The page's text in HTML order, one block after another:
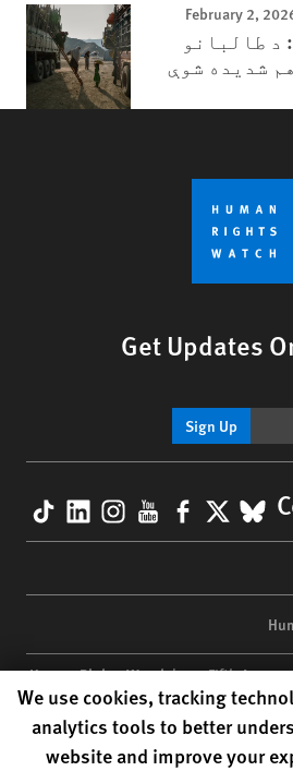
February 2,
د طالبانو
شدیده شوې
Get Updates
Sign Up
BlueSky
X
Facebook
YouTube
Human Rights Watch| 350 Fifth
10118-
Human Rights Watch is a 501(C)(3)
Human Rights
We use cookies, tracking
analytics tools to better
website and improve your